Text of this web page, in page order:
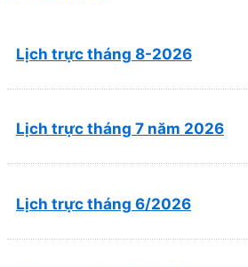
Lịch trực tháng 8-2026
Lịch trực tháng 7 năm 2026
Lịch trực tháng 6/2026